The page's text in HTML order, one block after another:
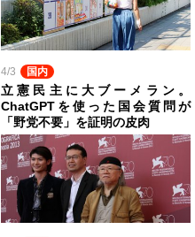
4/3 国内
立憲民主に大ブーメラン。
ChatGPTを使った国会質問が
「野党不要」を証明の皮肉